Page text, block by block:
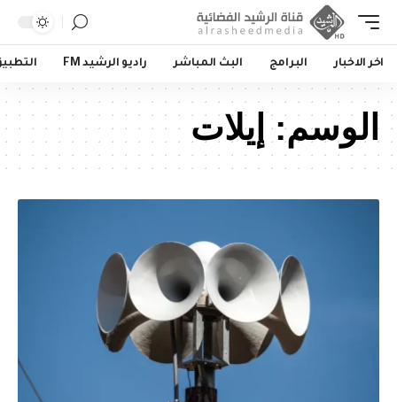
اخر الاخبار البرامج البث المباشر راديو الرشيد FM
الوسم: إيلات